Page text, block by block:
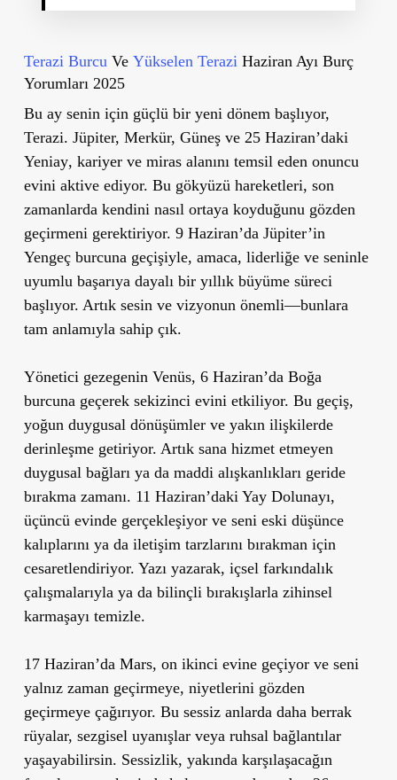
Terazi Burcu Ve Yükselen Terazi Haziran Ayı Burç
Yorumları 2025
Bu ay senin için güçlü bir yeni dönem başlıyor,
Terazi. Jüpiter, Merkür, Güneş ve 25 Haziran’daki
Yeniay, kariyer ve miras alanını temsil eden onuncu
evini aktive ediyor. Bu gökyüzü hareketleri, son
zamanlarda kendini nasıl ortaya koyduğunu gözden
geçirmeni gerektiriyor. 9 Haziran’da Jüpiter’in
Yengeç burcuna geçişiyle, amaca, liderliğe ve seninle
uyumlu başarıya dayalı bir yıllık büyüme süreci
başlıyor. Artık sesin ve vizyonun önemli—bunlara
tam anlamıyla sahip çık.
Yönetici gezegenin Venüs, 6 Haziran’da Boğa
burcuna geçerek sekizinci evini etkiliyor. Bu geçiş,
yoğun duygusal dönüşümler ve yakın ilişkilerde
derinleşmegetiriyor. Artık sana hizmet etmeyen
duygusal bağları ya da maddi alışkanlıkları geride
bırakma zamanı. 11 Haziran’daki Yay Dolunayı,
üçüncü evinde gerçekleşiyor ve seni eski düşünce
kalıplarını ya da iletişim tarzlarını bırakman için
cesaretlendiriyor. Yazı yazarak, içsel farkındalık
çalışmalarıyla ya da bilinçli bırakışlarla zihinsel
karmaşayı temizle.
17 Haziran’da Mars, on ikinci evine geçiyor ve seni
yalnız zaman geçirmeye, niyetlerini gözden
geçirmeyeçağırıyor. Bu sessiz anlarda daha berrak
rüyalar, sezgisel uyanışlar veya ruhsal bağlantılar
yaşayabilirsin. Sessizlik, yakında karşılaşacağın